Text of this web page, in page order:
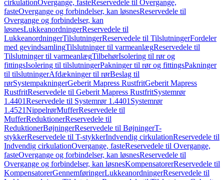
cirkulationOvergange, fasteReservedele til Overgange,
fasteOvergange og forbindelser, kan løsnesReservedele til
Overgange og forbindelser, kan
løsnesLukkeanordningerReservedele til
LukkeanordningerTilslutningerReservedele til TilslutningerFordeler
med gevindsamlingTilslutninger til varmeanlægReservedele til
Tilslutninger til varmeanlægTilbehørIsolering til rør og
fittingsIsolering til tilslutningerPakninger til rør og fittingsPakninger
til tilslutningerAfdækninger til rørBeslag til
rørSystempakningerGeberit Mapress RustfritGeberit Mapress
RustfritReservedele til Geberit Mapress RustfritSystemrør
1.4401Reservedele til Systemrør 1.4401 Systemrør
1.4521NippelrørMufferReservedele til
MufferReduktionerReservedele til
ReduktionerBøjningerReservedele til BøjningerT-
stykkerReservedele til T-stykkerIndvendig cirkulationReservedele til
Indvendig cirkulationOvergange, fasteReservedele til Overgange,
fasteOvergange og forbindelser, kan løsnesReservedele til
Overgange og forbindelser, kan løsnesKompensatorerReservedele til
KompensatorerGennemføringerLukkeanordningerReservedele til